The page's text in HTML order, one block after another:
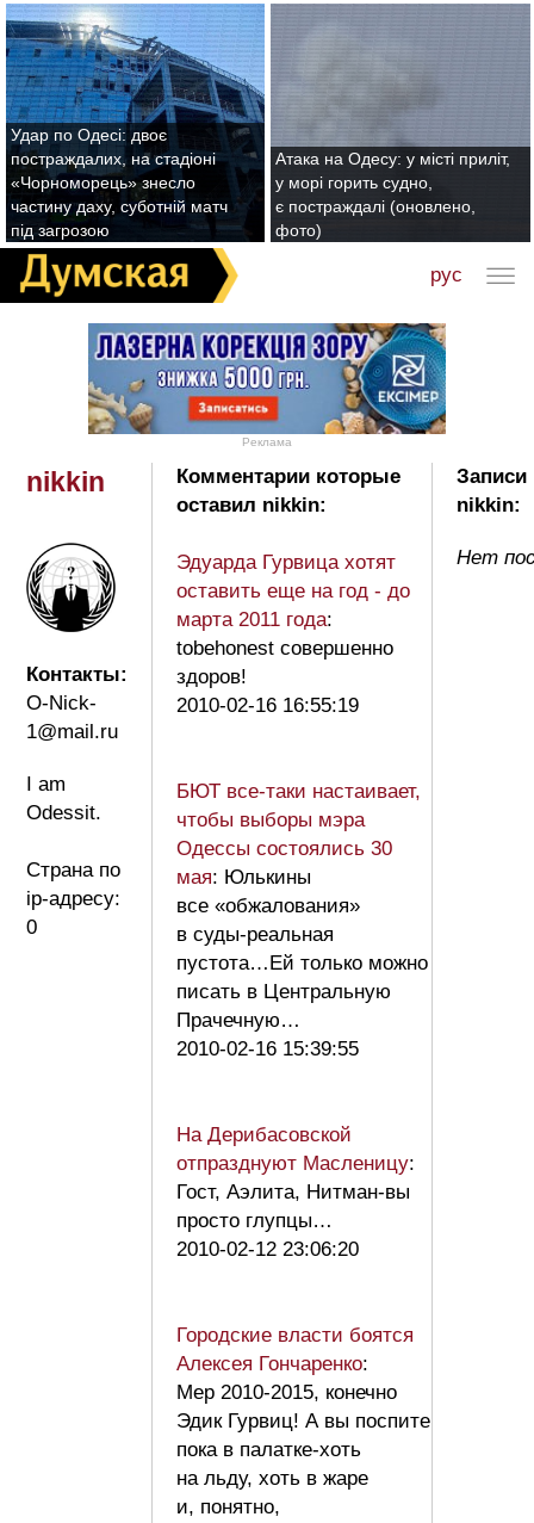
Удар по Одесі: двоє
постраждалих, на стадіоні
«Чорноморець» знесло
частину даху, суботній матч
під загрозою
Атака на Одесу: у місті приліт,
у морі горить судно,
є постраждалі (оновлено,
фото)
рус
Реклама
nikkin
Контакты:
O-Nick-
1@mail.ru
I am
Odessit.
Страна по
ip-адресу:
0
Комментарии которые
оставил nikkin:
Эдуарда Гурвица хотят
оставить еще на год - до
марта 2011 года:
tobehonest совершенно
здоров!
2010-02-16 16:55:19
БЮТ все-таки настаивает,
чтобы выборы мэра
Одессы состоялись 30
мая: Юлькины
все «обжалования»
в суды-реальная
пустота…Ей только можно
писать в Центральную
Прачечную…
2010-02-16 15:39:55
На Дерибасовской
отпразднуют Масленицу:
Гост, Аэлита, Нитман-вы
просто глупцы…
2010-02-12 23:06:20
Городские власти боятся
Алексея Гончаренко:
Мер 2010-2015, конечно
Эдик Гурвиц! А вы поспите
пока в палатке-хоть
на льду, хоть в жаре
и, понятно,
Записи
nikkin:
Нет